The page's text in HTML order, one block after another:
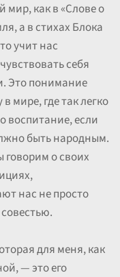
мир, как в «Слове о
а в стихах Блока
учит нас
себя
Это понимание
мире, где так легко
воспитание, если
быть народным.
говорим о своих
нас не просто
для меня, как
— это его